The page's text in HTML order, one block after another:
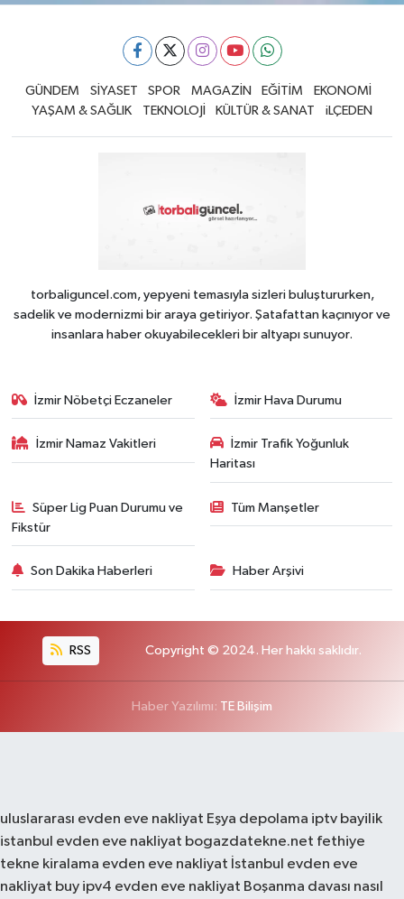
GÜNDEM SİYASET SPOR MAGAZİN EĞİTİM
EKONOMİ
YAŞAM & SAĞLIK
TEKNOLOJİ KÜLTÜR & SANAT iLÇEDEN
torbaliguncel.com, yepyeni temasıyla sizleri buluştururken,
sadelik ve modernizmi bir araya getiriyor. Şatafattan kaçınıyor ve
insanlara haber okuyabilecekleri bir altyapı sunuyor.
İzmir Nöbetçi Eczaneler İzmir Hava Durumu
İzmir Namaz Vakitleri
İzmir Trafik Yoğunluk
Haritası
Süper Lig Puan Durumu ve
Fikstür
Tüm Manşetler
Son Dakika Haberleri Haber Arşivi
RSS Copyright © 2024. Her hakkı saklıdır.
Haber Yazılımı: TE Bilişim
uluslararası evden eve nakliyat Eşya depolama iptv bayilik
istanbul evden eve nakliyat bogazdatekne.net fethiye
tekne kiralama evden eve nakliyat İstanbul evden eve
nakliyat buy ipv4 evden eve nakliyat Boşanma davası nasıl